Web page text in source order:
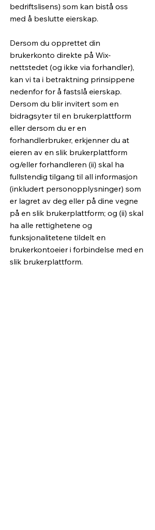
bedriftslisens) som kan bistå oss
med å beslutte eierskap.
Dersom du opprettet din
brukerkonto direkte på Wix-
nettstedet (og ikke via forhandler),
kan vi ta i betraktning prinsippene
nedenfor for å fastslå eierskap.
Dersom du blir invitert som en
bidragsyter til en brukerplattform
eller dersom du er en
forhandlerbruker, erkjenner du at
eieren av en slik brukerplattform
og/eller forhandleren (ii) skal ha
fullstendig tilgang til all informasjon
(inkludert personopplysninger) som
er lagret av deg eller på dine vegne
på en slik brukerplattform; og (ii) skal
ha alle rettighetene og
funksjonalitetene tildelt en
brukerkontoeier i forbindelse med en
slik brukerplattform.